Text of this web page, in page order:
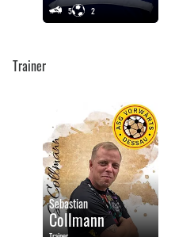
5 2
Trainer
Sebastian
Collmann